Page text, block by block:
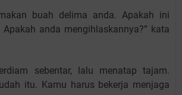
buah delima anda. Apakah ini
anda mengihlaskannya?” kata
sebentar, lalu menatap tajam.
itu. Kamu harus bekerja menjaga